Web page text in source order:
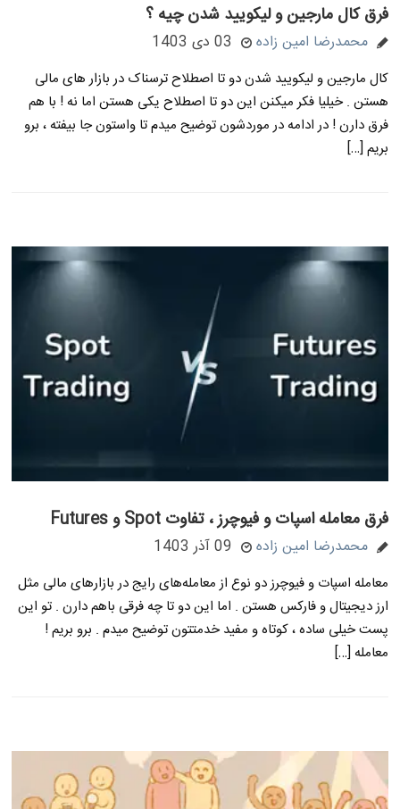
فرق کال مارجین و لیکویید شدن چیه ؟
محمدرضا امین زاده 03 دی 1403
کال مارجین و لیکویید شدن دو تا اصطلاح ترسناک در بازار های مالی
هستن . خیلیا فکر میکنن این دو تا اصطلاح یکی هستن اما نه ! با هم
فرق دارن ! در ادامه در موردشون توضیح میدم تا واستون جا بیفته ، برو
بریم […]
فرق معامله اسپات و فیوچرز ، تفاوت Spot و Futures
محمدرضا امین زاده 09 آذر 1403
معامله اسپات و فیوچرز دو نوع از معامله‌های رایج در بازارهای مالی مثل
ارز دیجیتال و فارکس هستن . اما این دو تا چه فرقی باهم دارن . تو این
پست خیلی ساده ، کوتاه و مفید خدمتتون توضیح میدم . برو بریم !
معامله […]